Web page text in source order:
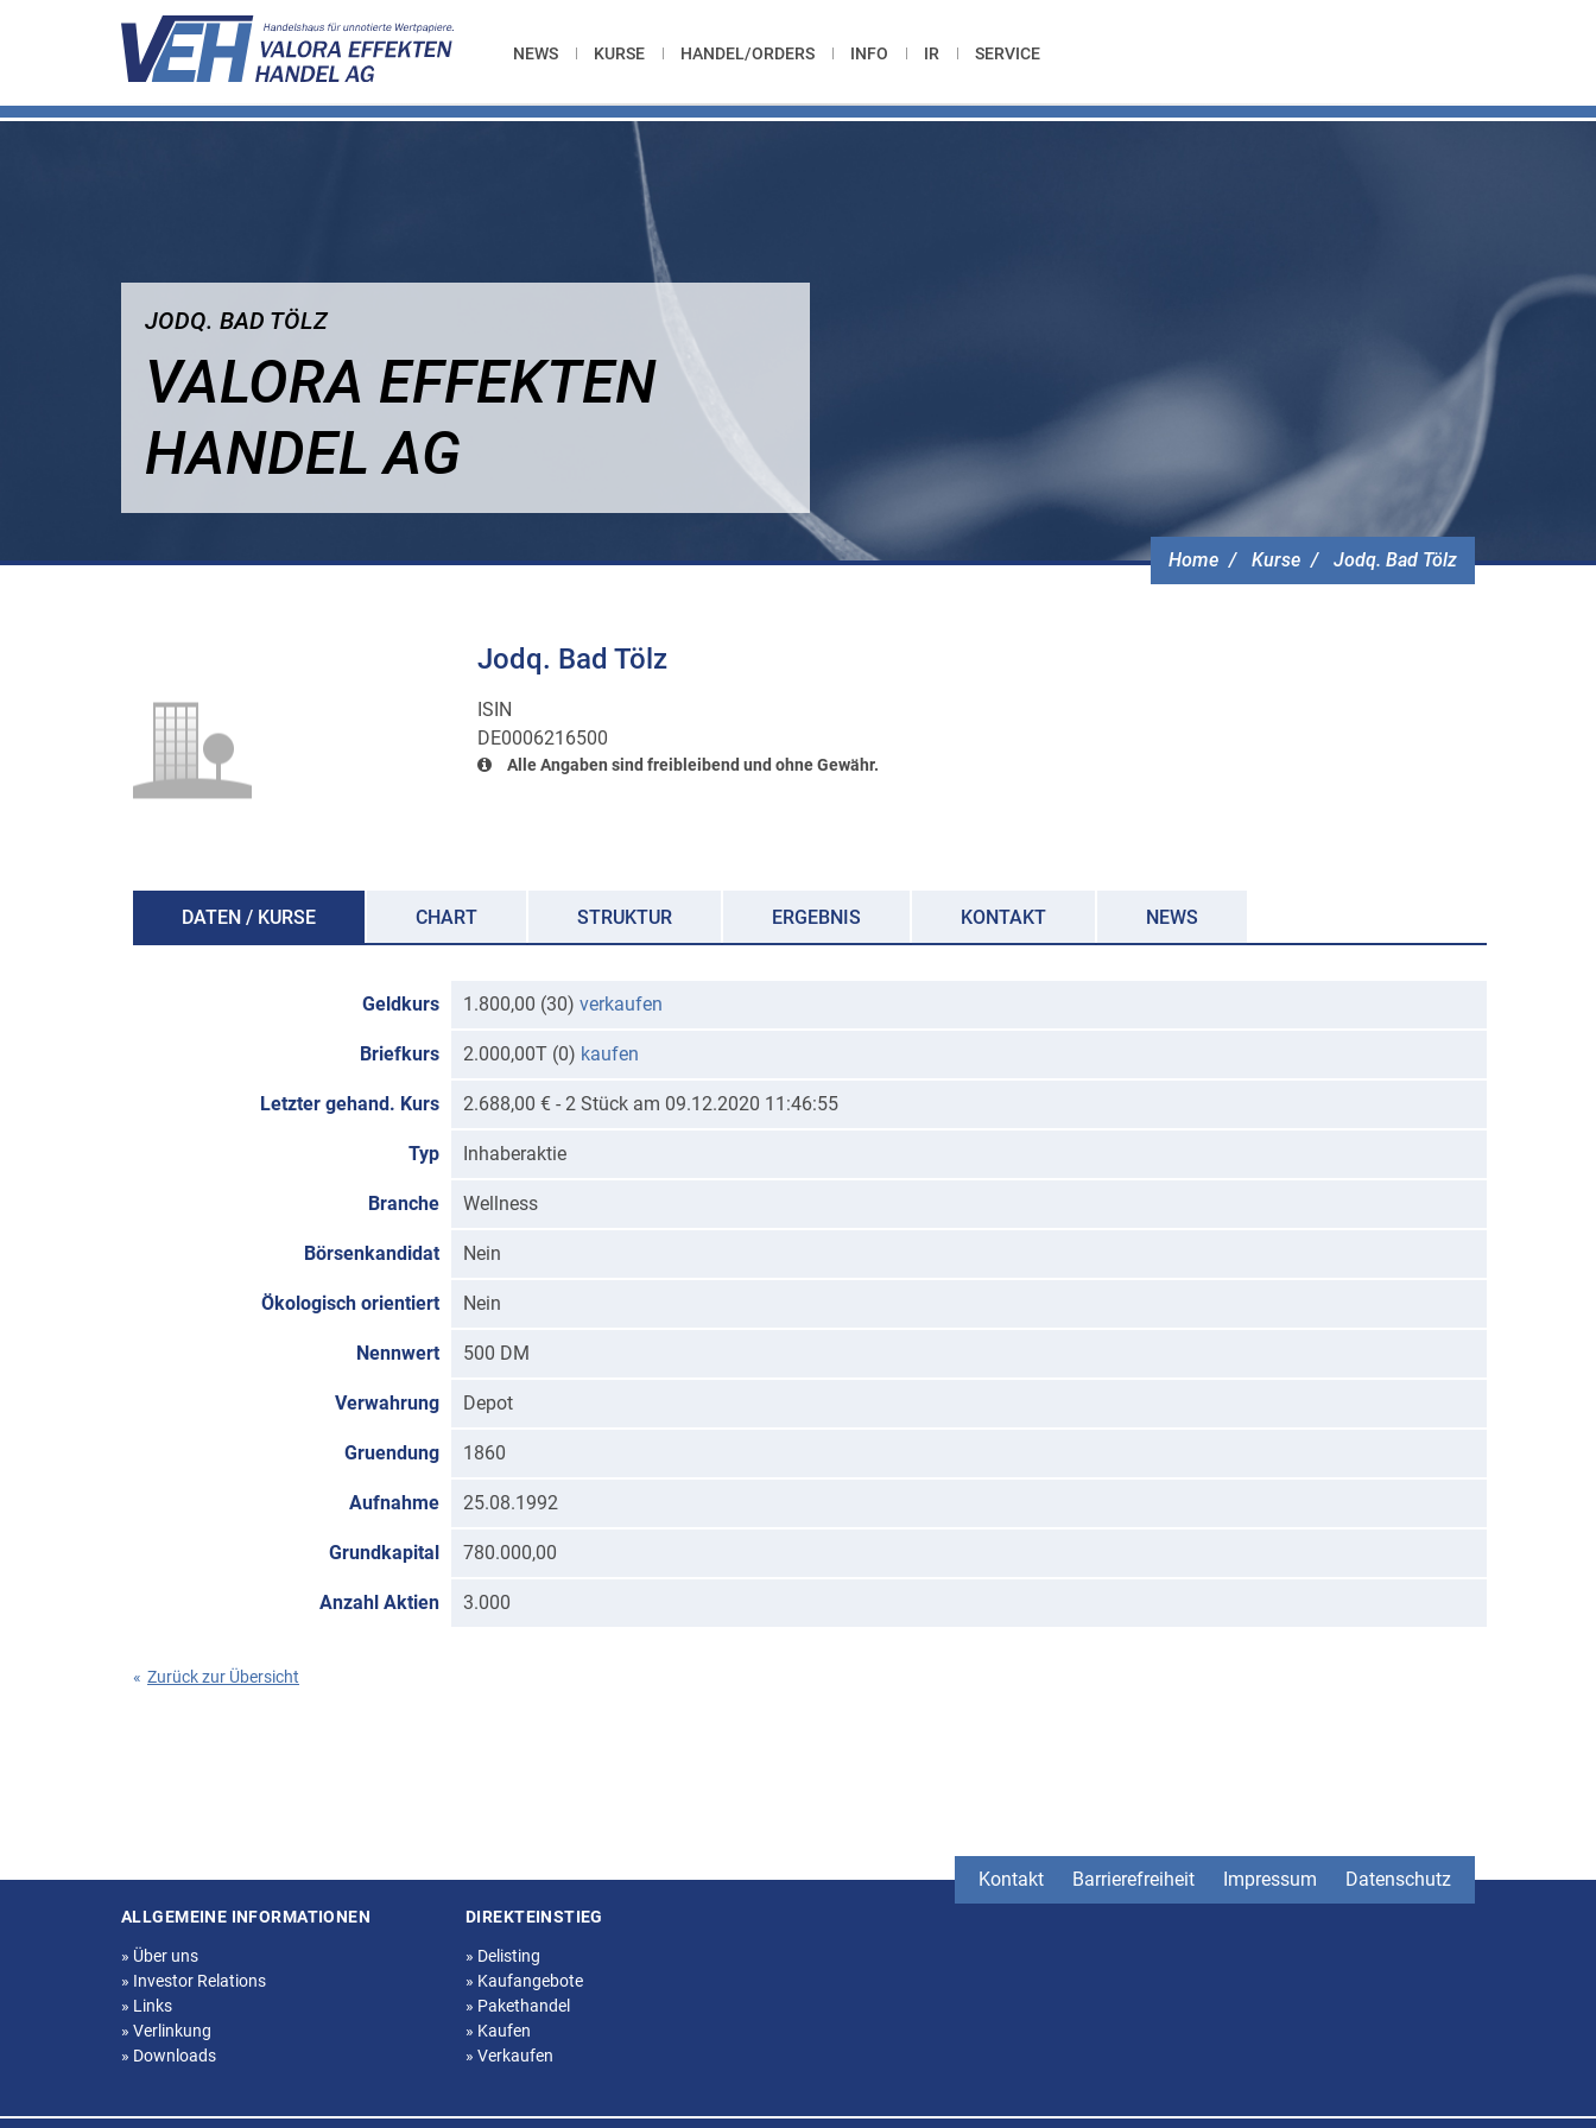
NEWS KURSE HANDEL/ORDERS INFO IR SERVICE
Home Kurse Jodq. Bad Tölz
JODQ. BAD TÖLZ
VALORA EFFEKTEN
HANDEL AG
Jodq. Bad Tölz
ISIN
DE0006216500
Alle Angaben sind freibleibend und ohne Gewähr.
DATEN / KURSE CHART STRUKTUR ERGEBNIS KONTAKT NEWS
Geldkurs 1.800,00 (30) verkaufen
Briefkurs 2.000,00T (0) kaufen
Letzter gehand. Kurs 2.688,00 € - 2 Stück am 09.12.2020 11:46:55
Typ Inhaberaktie
Branche Wellness
Börsenkandidat Nein
Ökologisch orientiert Nein
Nennwert 500 DM
Verwahrung Depot
Gruendung 1860
Aufnahme 25.08.1992
Grundkapital 780.000,00
Anzahl Aktien 3.000
« Zurück zur Übersicht
Kontakt Barrierefreiheit Impressum Datenschutz
Seitenstruktur
ALLGEMEINE INFORMATIONEN
» Über uns
» Investor Relations
» Links
» Verlinkung
» Downloads
DIREKTEINSTIEG
» Delisting
» Kaufangebote
» Pakethandel
» Kaufen
» Verkaufen